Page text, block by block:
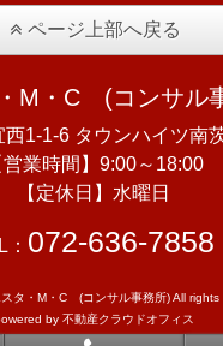
ページ上部へ戻る
M・C (コンサル
西1-1-6 タウンハイツ南
営業時間】9:00～18:00
【定休日】水曜日
072-636-7858
タ・M・C (コンサル事務所) All rights
by 不動産クラウドオフィス